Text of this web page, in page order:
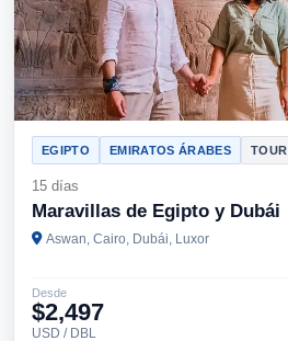
EGIPTO EMIRATOS ÁRABES TOUR
15 días
Maravillas de Egipto y Dubái
Aswan, Cairo, Dubái, Luxor
Desde
$2,497
USD / DBL